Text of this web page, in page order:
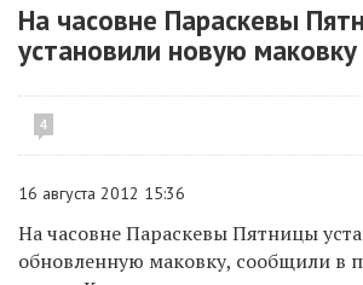
На часовне Параскевы
установили новую маковку
4
16 августа 2012 15:36
На часовне Параскевы Пятницы
обновленную маковку, сообщили в